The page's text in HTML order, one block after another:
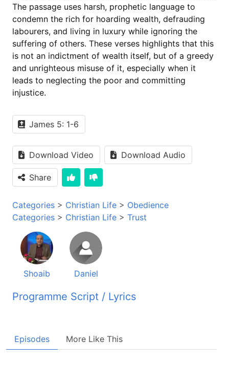
The passage uses harsh, prophetic language to
condemn the rich for hoarding wealth, defrauding
labourers, and living in luxury while ignoring the
suffering of others. These verses highlights that this
is not an indictment of wealth itself, but of a greedy
and unrighteous misuse of it, especially when it
leads to neglecting the poor and committing
injustice.
James 5: 1-6
Download Video Download Audio
Share
Categories > Christian Life > Obedience
Categories > Christian Life > Trust
Shoaib Daniel
Programme Script / Lyrics
روشنایی انجیل مقدس شما را کمک میکند تا در زندگی
Episodes More Like This